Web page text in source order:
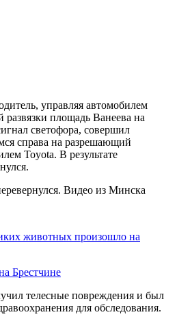
управляя автомобилем
развязки площадь Ванеева на
светофора, совершил
справа на разрешающий
Toyota. В результате
животных произошло на
Брестчине
телесные повреждения и был
для обследования.